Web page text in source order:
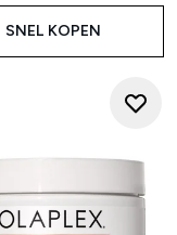
SNEL KOPEN